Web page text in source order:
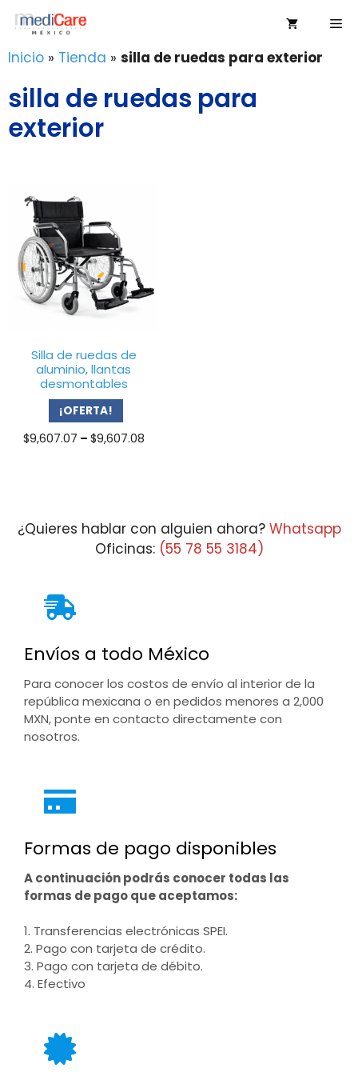
Saltar
contenido
Inicio » Tienda » silla de ruedas para exterior
silla de ruedas para
exterior
Silla de ruedas de
aluminio, llantas
desmontables
¡OFERTA!
$9,607.07 – $9,607.08Price
¿Quieres hablar con alguien ahora? Whatsapp
Oficinas: (55 78 55 3184)
Envíos a todo México
Para conocer los costos de envío al interior de la
república mexicana o en pedidos menores a 2,000
MXN, ponte en contacto directamente con
nosotros.
Formas de pago disponibles
A continuación podrás conocer todas las
formas de pago que aceptamos:
1. Transferencias electrónicas SPEI.
2. Pago con tarjeta de crédito.
3. Pago con tarjeta de débito.
4. Efectivo